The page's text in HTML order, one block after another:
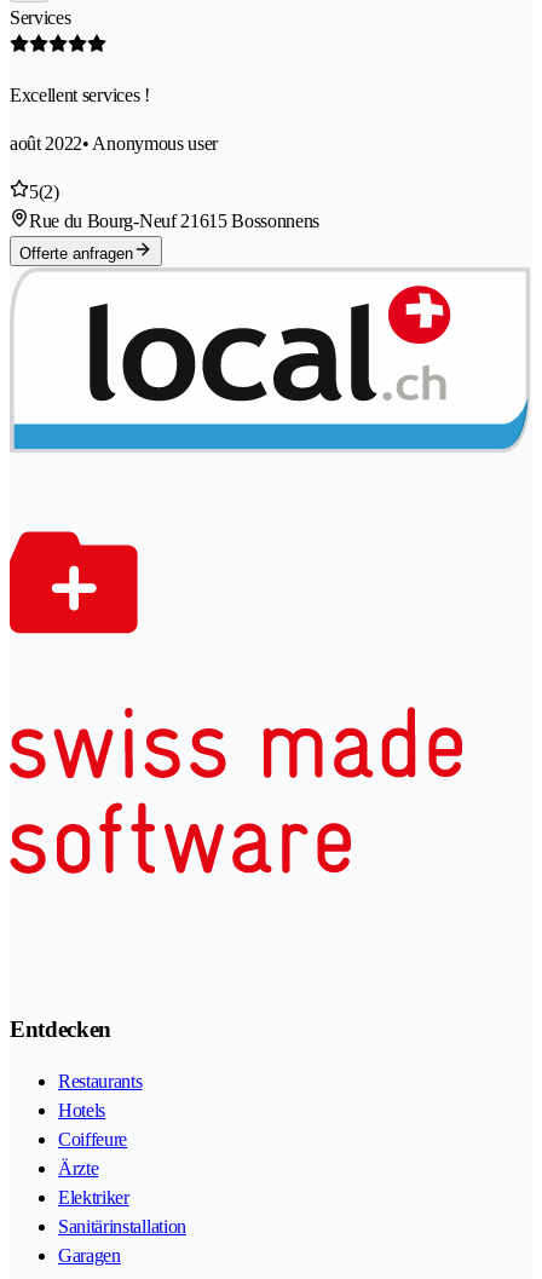
Services
Excellent services !
août 2022• Anonymous user
5(2)
Rue du Bourg-Neuf 21615 Bossonnens
Offerte anfragen
Entdecken
Restaurants
Hotels
Coiffeure
Ärzte
Elektriker
Sanitärinstallation
Garagen